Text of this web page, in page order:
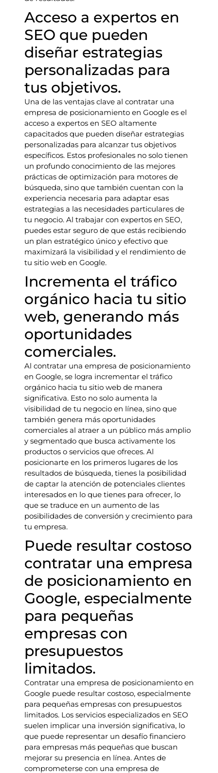
Acceso a expertos en
SEO que pueden
diseñar estrategias
personalizadas para
tus objetivos.
Una de las ventajas clave al contratar una
empresa de posicionamiento en Google es el
acceso a expertos en SEO altamente
capacitados que pueden diseñar estrategias
personalizadas para alcanzar tus objetivos
específicos. Estos profesionales no solo tienen
un profundo conocimiento de las mejores
prácticas de optimización para motores de
búsqueda, sino que también cuentan con la
experiencia necesaria para adaptar esas
estrategias a las necesidades particulares de
tu negocio. Al trabajar con expertos en SEO,
puedes estar seguro de que estás recibiendo
un plan estratégico único y efectivo que
maximizará la visibilidad y el rendimiento de
tu sitio web en Google.
Incrementa el tráfico
orgánico hacia tu sitio
web, generando más
oportunidades
comerciales.
Al contratar una empresa de posicionamiento
en Google, se logra incrementar el tráfico
orgánico hacia tu sitio web de manera
significativa. Esto no solo aumenta la
visibilidad de tu negocio en línea, sino que
también genera más oportunidades
comerciales al atraer a un público más amplio
y segmentado que busca activamente los
productos o servicios que ofreces. Al
posicionarte en los primeros lugares de los
resultados de búsqueda, tienes la posibilidad
de captar la atención de potenciales clientes
interesados en lo que tienes para ofrecer, lo
que se traduce en un aumento de las
posibilidades de conversión y crecimiento para
tu empresa.
Puede resultar costoso
contratar una empresa
de posicionamiento en
Google, especialmente
para pequeñas
empresas con
presupuestos
limitados.
Contratar una empresa de posicionamiento en
Google puede resultar costoso, especialmente
para pequeñas empresas con presupuestos
limitados. Los servicios especializados en SEO
suelen implicar una inversión significativa, lo
que puede representar un desafío financiero
para empresas más pequeñas que buscan
mejorar su presencia en línea. Antes de
comprometerse con una empresa de